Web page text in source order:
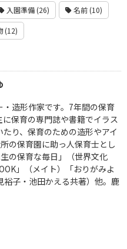
入園準備 (26) 名前 (10)
(12)
・造形作家です。7年間の保育
保育の専門誌や書籍でイラス
たり、保育のための造形やアイ
の保育園に助っ人保育士とし
の保育な毎日」（世界文化
」（メイト）「おりがみよ
子・池田かえる共著）他。鹿